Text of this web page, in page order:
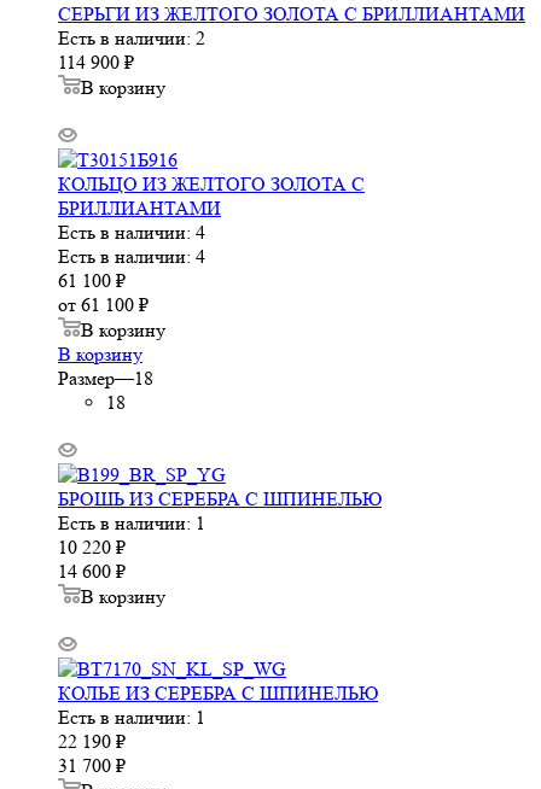
СЕРЬГИ ИЗ ЖЕЛТОГО ЗОЛОТА С БРИЛЛИАНТАМИ
Есть в наличии: 2
114 900 ₽
В корзину
КОЛЬЦО ИЗ ЖЕЛТОГО ЗОЛОТА С
БРИЛЛИАНТАМИ
Есть в наличии: 4
Есть в наличии: 4
61 100 ₽
от 61 100 ₽
В корзину
В корзину
Размер—18
18
БРОШЬ ИЗ СЕРЕБРА С ШПИНЕЛЬЮ
Есть в наличии: 1
10 220 ₽
14 600 ₽
В корзину
КОЛЬЕ ИЗ СЕРЕБРА С ШПИНЕЛЬЮ
Есть в наличии: 1
22 190 ₽
31 700 ₽